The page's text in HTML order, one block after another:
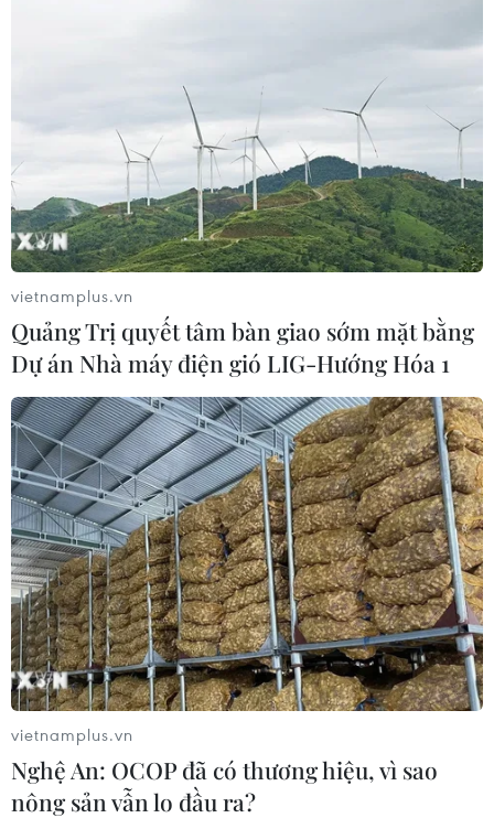
vietnamplus.vn
Quảng Trị quyết tâm bàn giao sớm mặt bằng
Dự án Nhà máy điện gió LIG-Hướng Hóa 1
vietnamplus.vn
Nghệ An: OCOP đã có thương hiệu, vì sao
nông sản vẫn lo đầu ra?